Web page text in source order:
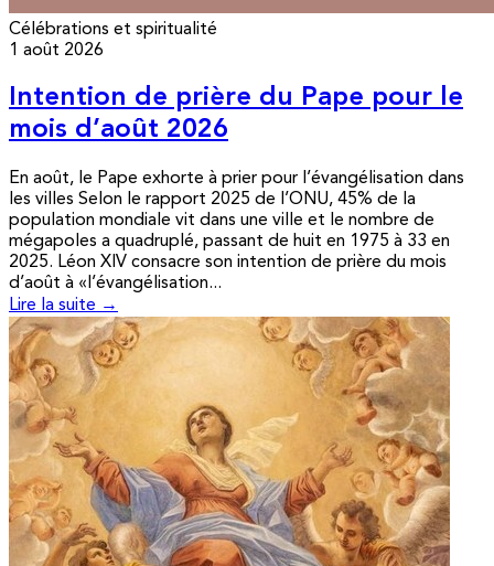
Célébrations et spiritualité
1 août 2026
Intention de prière du Pape pour le
mois d’août 2026
En août, le Pape exhorte à prier pour l’évangélisation dans
les villes Selon le rapport 2025 de l’ONU, 45% de la
population mondiale vit dans une ville et le nombre de
mégapoles a quadruplé, passant de huit en 1975 à 33 en
2025. Léon XIV consacre son intention de prière du mois
d’août à «l’évangélisation...
Lire la suite →